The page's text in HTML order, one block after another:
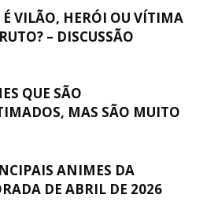
VILÃO, HERÓI OU VÍTIMA
– DISCUSSÃO
QUE SÃO
MAS SÃO MUITO
ANIMES DA
DE ABRIL DE 2026